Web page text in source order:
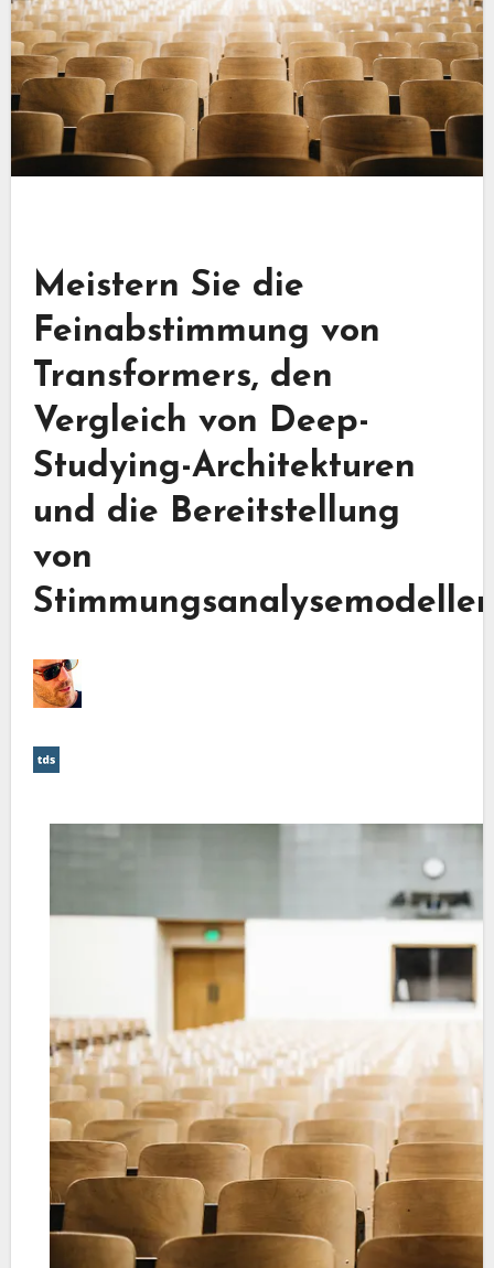
Meistern Sie die
Feinabstimmung von
Transformers, den
Vergleich von Deep-
Studying-Architekturen
und die Bereitstellung
von